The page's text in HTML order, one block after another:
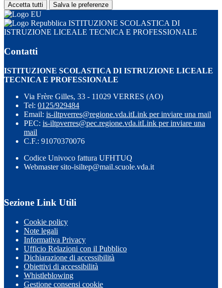
Accetta tutti Salva le preferenze
ISTITUZIONE SCOLASTICA DI
ISTRUZIONE LICEALE TECNICA E PROFESSIONALE
Contatti
ISTITUZIONE SCOLASTICA DI ISTRUZIONE LICEALE
TECNICA E PROFESSIONALE
Via Frère Gilles, 33 - 11029 VERRES (AO)
Tel: 0125/929484
Email: is-iltpverres@regione.vda.itLink per inviare una mail
PEC: is-iltpverres@pec.regione.vda.itLink per inviare una
mail
C.F.: 91070370076
Codice Univoco fattura UFHTUQ
Webmaster sito-isiltep@mail.scuole.vda.it
Sezione Link Utili
Cookie policy
Note legali
Informativa Privacy
Ufficio Relazioni con il Pubblico
Dichiarazione di accessibilità
Obiettivi di accessibilità
Whistleblowing
Gestione consensi cookie